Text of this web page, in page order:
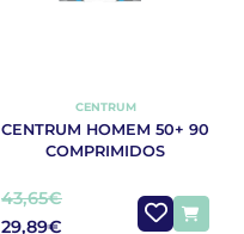
CENTRUM
CENTRUM HOMEM 50+ 90
COMPRIMIDOS
43,65€
29,89€